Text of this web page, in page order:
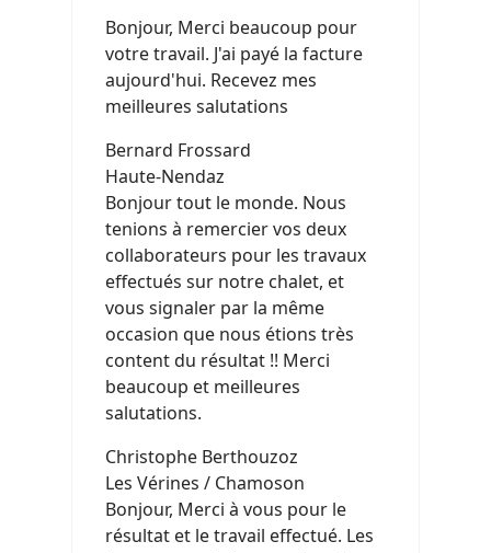
Bonjour, Merci beaucoup pour
votre travail. J'ai payé la facture
aujourd'hui. Recevez mes
meilleures salutations
Bernard Frossard
Haute-Nendaz
Bonjour tout le monde. Nous
tenions à remercier vos deux
collaborateurs pour les travaux
effectués sur notre chalet, et
vous signaler par la même
occasion que nous étions très
content du résultat !! Merci
beaucoup et meilleures
salutations.
Christophe Berthouzoz
Les Vérines / Chamoson
Bonjour, Merci à vous pour le
résultat et le travail effectué. Les